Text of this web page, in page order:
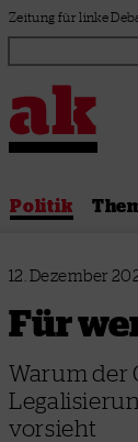
Zum Inhalt
Zeitung für linke
Politik
12. Dezember
Für
Warum der
vorsieht